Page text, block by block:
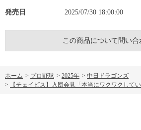
発売日 2025/07/30 18:00:00
この商品について問い合
ホーム > プロ野球 > 2025年 > 中日ドラゴンズ
>
【チェイビス】入団会見「本当にワクワクしてい